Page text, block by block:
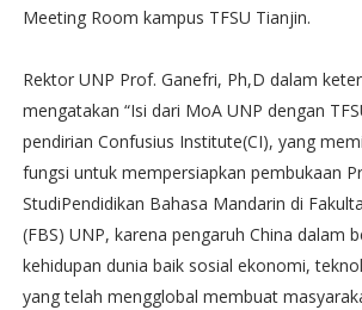
Meeting Room kampus TFSU Tianjin.
Rektor UNP Prof. Ganefri, Ph,D dalam
mengatakan “Isi dari MoA UNP dengan
pendirian Confusius Institute(CI), yang
fungsi untuk mempersiapkan pembukaan
StudiPendidikan Bahasa Mandarin di
(FBS) UNP, karena pengaruh China dalam
kehidupan dunia baik sosial ekonomi,
yang telah mengglobal membuat